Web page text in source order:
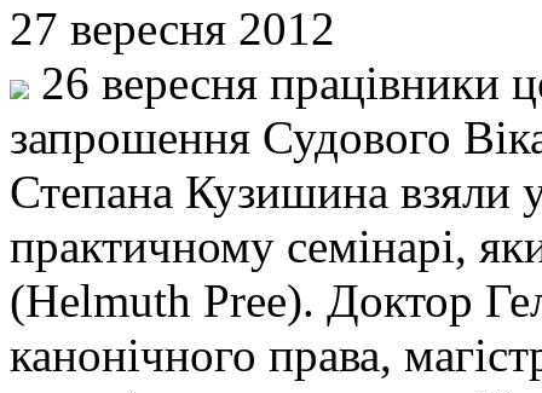
27 вересня 2012
26 вересня працівники
запрошення Судового
Степана Кузишина взяли
практичному семінарі,
(Helmuth Pree). Доктор
канонічного права,